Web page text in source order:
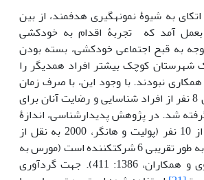
به شیوۀ نمونه­گیری هدفمند، از بین
بعمل آمد که تجربۀ اقدام به خودکشی
توجه به قبح اجتماعی خودکشی، بسته بودن
شهرستان کوچک بیشتر افراد همدیگر را
نبودند. با وجود این، با صرف زمان
بسیار و تلاش فراوان 8 نفر از افراد شناسایی و رضایت آنان برای
شد. در پژوهش پدیدارشناسی، اندازۀ
نمونه کوچک وکمتر از 10 نفر (پولیت و هانگر، 2000 به نقل از
فتحی، 1384: 167) و به طور تقریبی 6 شرکت­کننده است (مورس به
نقل از هروی کریموی و همکاران، 1386: 411). جهت گردآوری